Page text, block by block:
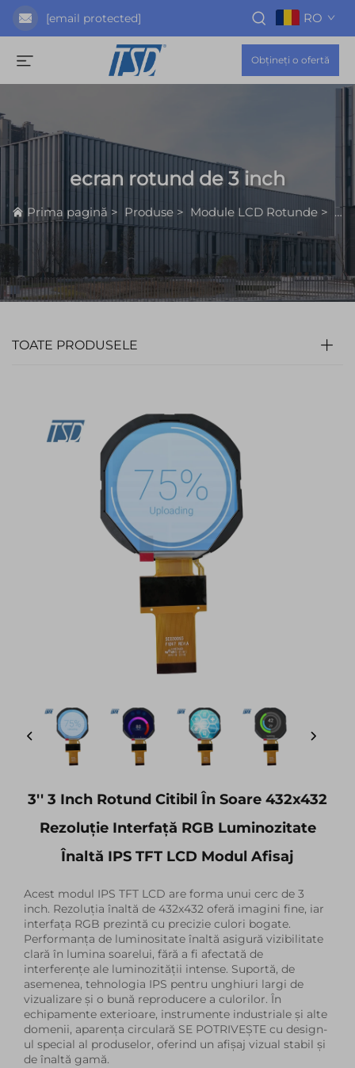
[email protected] RO
Obțineți o ofertă
ecran rotund de 3 inch
Prima pagină > Produse > Module LCD Rotunde >
TOATE PRODUSELE
3'' 3 Inch Rotund Citibil În Soare 432x432
Rezoluție Interfață RGB Luminozitate
Înaltă IPS TFT LCD Modul Afisaj
Acest modul IPS TFT LCD are forma unui cerc de 3
inch. Rezoluția înaltă de 432x432 oferă imagini fine, iar
interfața RGB prezintă cu precizie culori bogate.
Performanța de luminositate înaltă asigură vizibilitate
clară în lumina soarelui, fără a fi afectată de
interferențe ale luminozității intense. Suportă, de
asemenea, tehnologia IPS pentru unghiuri largi de
vizualizare și o bună reproducere a culorilor. În
echipamente exterioare, instrumente industriale și alte
domenii, aparența circulară SE POTRIVEȘTE cu design-
ul special al produselor, oferind un afișaj vizual stabil și
de înaltă gamă.